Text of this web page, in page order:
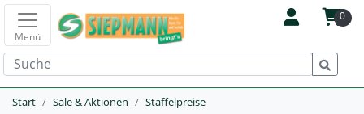
0
Menü
Start Sale & Aktionen Staffelpreise